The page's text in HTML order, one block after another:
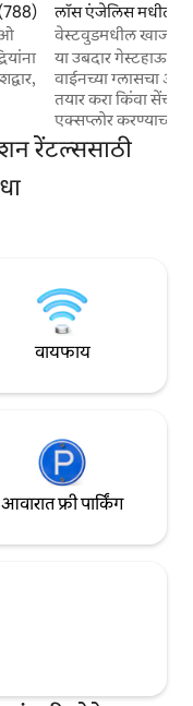
सरासरी रेटिंग, 788 रिव्ह्यूज
2 -
लॉस एंजेलिस मधील
वेस्टवुडमधील खाजगी
या उबदार
वाईनच्या ग्लासचा
तयार करा किंवा
एक्सप्लोर करण्याच्या
फक्त नूतनीकरण
अतिशय आरामदायक
भरपूर पार्किंग (फक्त
प्रॉपर्टी मॅनेजरच्या
मॅनेज केले. प्रत्येक मार्गाने मदत केल्याचा आनंद
आहे. गेस्टहाऊस लॉस एंजेलिसच्या वेस्टसाईडच्या
परिसरात आहे. अत्यंत
किमान निर्बंध
आठवड्यातून एकदा
-10 मिनिटांच्या आत
तुम्हाला लॉस
मेट्रो स्टेशनपासून
ज्यांना लॉस
रेंटल्ससाठी
वायफाय
आवारात फ्री पार्किंग